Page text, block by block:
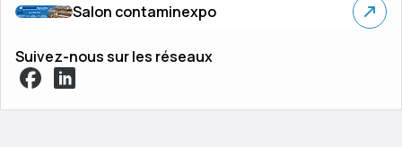
Salon contaminexpo
Suivez-nous sur les réseaux